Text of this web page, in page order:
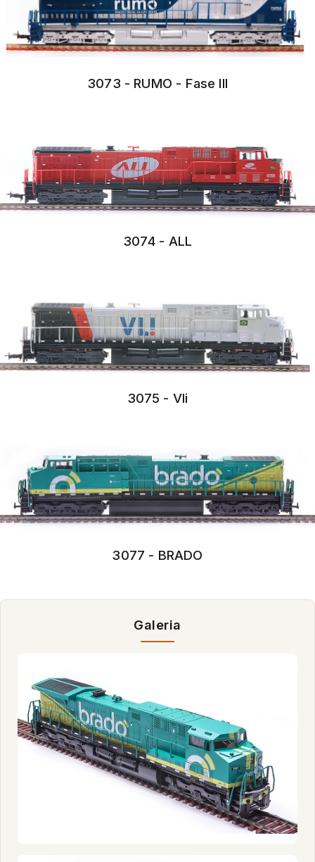
3073 - RUMO - Fase III
3074 - ALL
3075 - Vli
3077 - BRADO
Galeria